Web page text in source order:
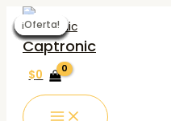
al
contenido
Captronic
$0
¡Oferta!
¡Oferta!
¡Oferta!
¡Oferta!
¡Oferta!
¡Oferta!
¡Oferta!
¡Oferta!
¡Oferta!
¡Oferta!
¡Oferta!